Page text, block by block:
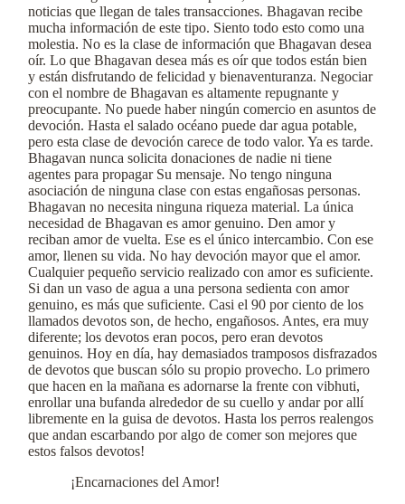
noticias que llegan de tales transacciones. Bhagavan recibe
mucha información de este tipo. Siento todo esto como una
molestia. No es la clase de información que Bhagavan desea
oír. Lo que Bhagavan desea más es oír que todos están bien
y están disfrutando de felicidad y bienaventuranza. Negociar
con el nombre de Bhagavan es altamente repugnante y
preocupante. No puede haber ningún comercio en asuntos de
devoción. Hasta el salado océano puede dar agua potable,
pero esta clase de devoción carece de todo valor. Ya es tarde.
Bhagavan nunca solicita donaciones de nadie ni tiene
agentes para propagar Su mensaje. No tengo ninguna
asociación de ninguna clase con estas engañosas personas.
Bhagavan no necesita ninguna riqueza material. La única
necesidad de Bhagavan es amor genuino. Den amor y
reciban amor de vuelta. Ese es el único intercambio. Con ese
amor, llenen su vida. No hay devoción mayor que el amor.
Cualquier pequeño servicio realizado con amor es suficiente.
Si dan un vaso de agua a una persona sedienta con amor
genuino, es más que suficiente. Casi el 90 por ciento de los
llamados devotos son, de hecho, engañosos. Antes, era muy
diferente; los devotos eran pocos, pero eran devotos
genuinos. Hoy en día, hay demasiados tramposos disfrazados
de devotos que buscan sólo su propio provecho. Lo primero
que hacen en la mañana es adornarse la frente con vibhuti,
enrollar una bufanda alrededor de su cuello y andar por allí
libremente en la guisa de devotos. Hasta los perros realengos
que andan escarbando por algo de comer son mejores que
estos falsos devotos!
¡Encarnaciones del Amor!